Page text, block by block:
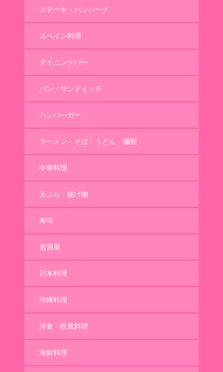
ステーキ・ハンバーグ
スペイン料理
ダイニングバー
パン・サンドイッチ
ハンバーガー
ラーメン・そば・うどん・麺類
中華料理
天ぷら・揚げ物
寿司
居酒屋
日本料理
沖縄料理
洋食・欧風料理
海鮮料理